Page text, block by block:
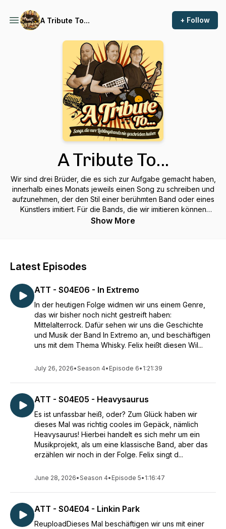
A Tribute To... + Follow
A Tribute To...
Wir sind drei Brüder, die es sich zur Aufgabe gemacht haben,
innerhalb eines Monats jeweils einen Song zu schreiben und
aufzunehmen, der den Stil einer berühmten Band oder eines
Künstlers imitiert. Für die Bands, die wir imitieren können
Vorschläge gemacht werden, über die wir dann jeden Monat
Show More
Latest Episodes
ATT - S04E06 - In Extremo
In der heutigen Folge widmen wir uns einem Genre,
das wir bisher noch nicht gestreift haben:
Mittelalterrock. Dafür sehen wir uns die Geschichte
und Musik der Band In Extremo an, und beschäftigen
uns mit dem Thema Whisky. Felix heißt diesen Wil...
July 26, 2026•Season 4• Episode 6• 1:21:39
ATT - S04E05 - Heavysaurus
Es ist unfassbar heiß, oder? Zum Glück haben wir
dieses Mal was richtig cooles im Gepäck, nämlich
Heavysaurus! Hierbei handelt es sich mehr um ein
Musikprojekt, als um eine klassische Band, aber das
erzählen wir noch in der Folge. Felix singt d...
June 28, 2026•Season 4• Episode 5• 1:16:47
ATT - S04E04 - Linkin Park
ReuploadDieses Mal beschäftigen wir uns mit einer